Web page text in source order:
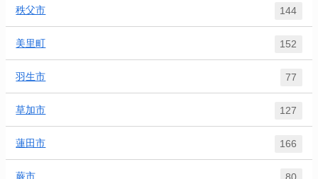
秩父市 144
美里町 152
羽生市 77
草加市 127
蓮田市 166
蕨市 80